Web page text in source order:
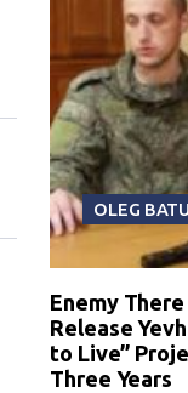
OLEG
Enemy
Release
to Live”
Three Years